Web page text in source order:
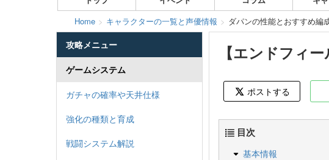
Home
キャラクターの一覧と声優情報 ダパンの性能とおすすめ編
攻略メニュー
ゲームシステム
ガチャの確率や天井仕様
強化の種類と育成
戦闘システム解説
【エンドフィ
ポストする
目次
基本情報